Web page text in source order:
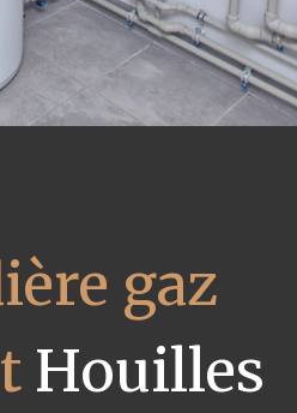
gaz
Houilles